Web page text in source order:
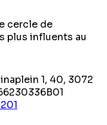
cercle de
plus influents au
1, 40, 3072